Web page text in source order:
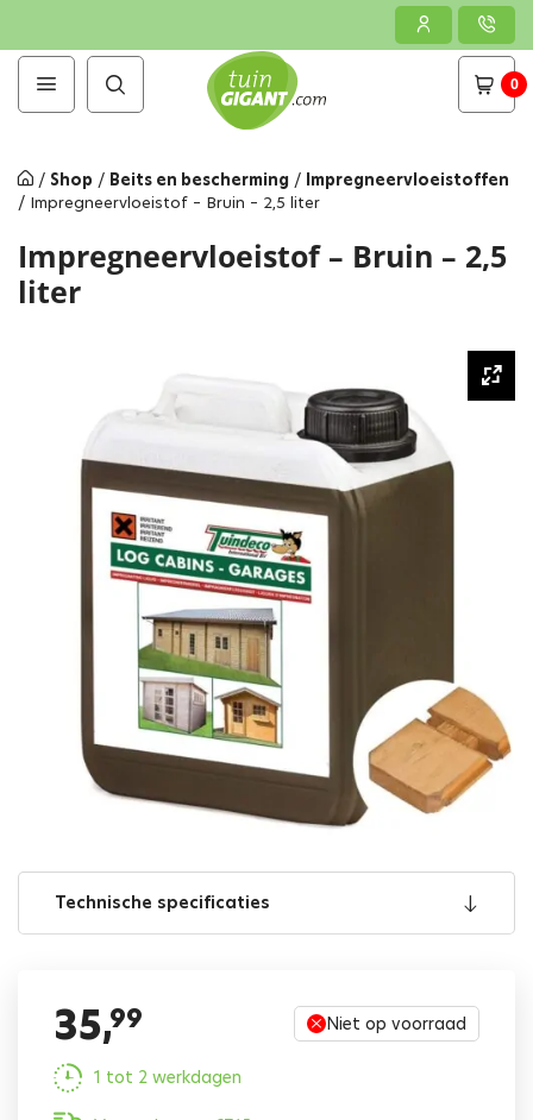
0
/ Shop / Beits en bescherming / Impregneervloeistoffen
/ Impregneervloeistof – Bruin – 2,5 liter
Impregneervloeistof – Bruin – 2,5
liter
Technische specificaties
35,99 Niet op voorraad
1 tot 2 werkdagen